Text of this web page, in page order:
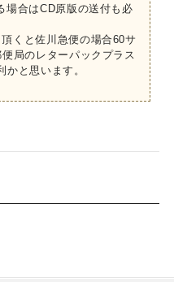
場合はCD原版の送付も必
くと佐川急便の場合60サ
局のレターパックプラス
かと思います。